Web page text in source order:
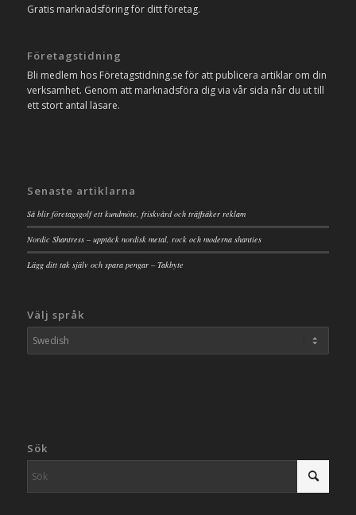
Gratis marknadsföring för ditt företag.
Företagstidning
Bli medlem hos Företagstidning.se för att publicera artiklar om din
verksamhet. Genom att marknadsföra dig via vår sida når du ut till
ett stort antal läsare.
Senaste artiklarna
Så blir företagsgolf ett kundmöte, friskvård och träffsäker reklam
Nordic Shantress – upptäck nordisk metal, rock och moderna shanties
Lägg ditt tak själv och spara pengar – Takbyte
Välj språk
Sök